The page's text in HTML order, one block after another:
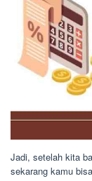
Jadi, setelah kita
sekarang kamu